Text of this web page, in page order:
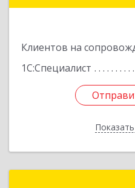
Клиентов на
1С:Специалист